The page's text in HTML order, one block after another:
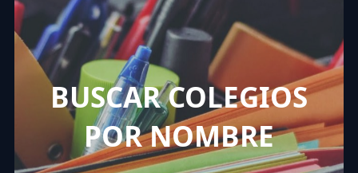
BUSCAR COLEGIOS
POR NOMBRE